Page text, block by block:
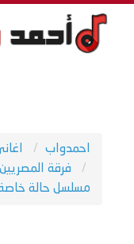
احمدواب
فرقة
مسلسل حالة